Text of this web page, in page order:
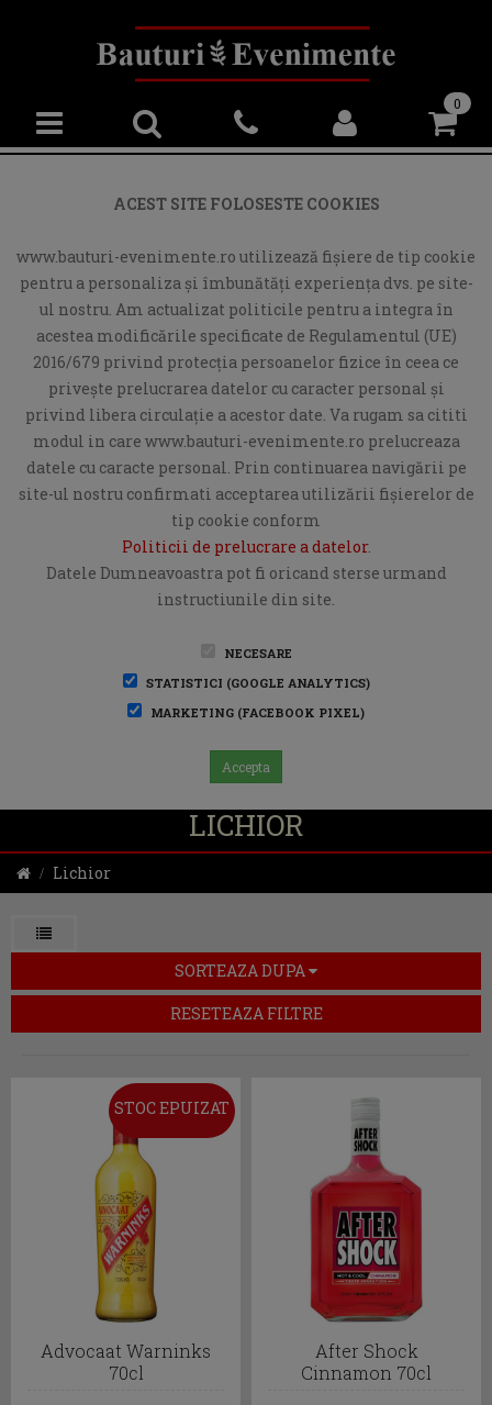
0
ACEST SITE FOLOSESTE COOKIES
www.bauturi-evenimente.ro utilizează fişiere de tip cookie
pentru a personaliza și îmbunătăți experiența dvs. pe site-
ul nostru. Am actualizat politicile pentru a integra în
acestea modificările specificate de Regulamentul (UE)
2016/679 privind protecția persoanelor fizice în ceea ce
privește prelucrarea datelor cu caracter personal și
privind libera circulație a acestor date. Va rugam sa cititi
modul in care www.bauturi-evenimente.ro prelucreaza
datele cu caracte personal. Prin continuarea navigării pe
site-ul nostru confirmati acceptarea utilizării fişierelor de
tip cookie conform
Politicii de prelucrare a datelor.
Datele Dumneavoastra pot fi oricand sterse urmand
instructiunile din site.
NECESARE
STATISTICI (GOOGLE ANALYTICS)
MARKETING (FACEBOOK PIXEL)
Accepta
LICHIOR
Lichior
SORTEAZA DUPA
RESETEAZA FILTRE
STOC EPUIZAT
Advocaat Warninks
70cl
After Shock
Cinnamon 70cl